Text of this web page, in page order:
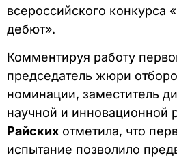
всероссийского конкурса
дебют».
Комментируя работу
председатель жюри
номинации, заместитель
научной и инновационной
Райских отметила, что
испытание позволило